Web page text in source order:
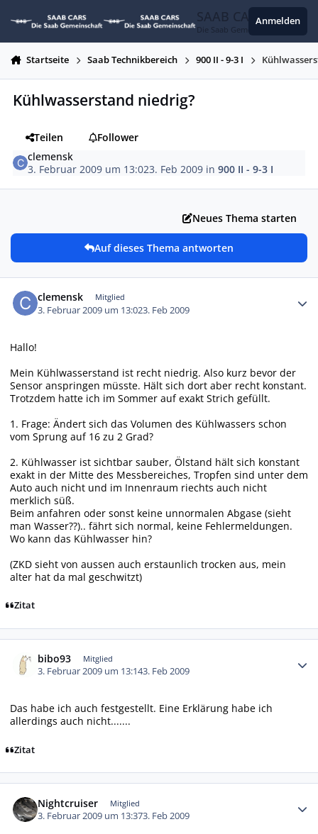
SAAB CARS
Die Saab Gemeinschaft
Anmelden
Startseite Saab Technikbereich 900 II - 9-3 I
Kühlwasserstand niedrig?
Teilen
Follower
clemensk
3. Februar 2009 um 13:023. Feb 2009 in900 II - 9-3 I
Neues Thema starten
Auf dieses Thema antworten
clemensk Mitglied
3. Februar 2009 um 13:023. Feb 2009
Hallo!
Mein Kühlwasserstand ist recht niedrig. Also kurz bevor der
Sensor anspringen müsste. Hält sich dort aber recht konstant.
Trotzdem hatte ich im Sommer auf exakt Strich gefüllt.
1. Frage: Ändert sich das Volumen des Kühlwassers schon
vom Sprung auf 16 zu 2 Grad?
2. Kühlwasser ist sichtbar sauber, Ölstand hält sich konstant
exakt in der Mitte des Messbereiches, Tropfen sind unter dem
Auto auch nicht und im Innenraum riechts auch nicht
merklich süß.
Beim anfahren oder sonst keine unnormalen Abgase (sieht
man Wasser??).. fährt sich normal, keine Fehlermeldungen.
Wo kann das Kühlwasser hin?
(ZKD sieht von aussen auch erstaunlich trocken aus, mein
alter hat da mal geschwitzt)
Zitat
bibo93 Mitglied
3. Februar 2009 um 13:143. Feb 2009
Das habe ich auch festgestellt. Eine Erklärung habe ich
allerdings auch nicht.......
Zitat
Nightcruiser Mitglied
3. Februar 2009 um 13:373. Feb 2009